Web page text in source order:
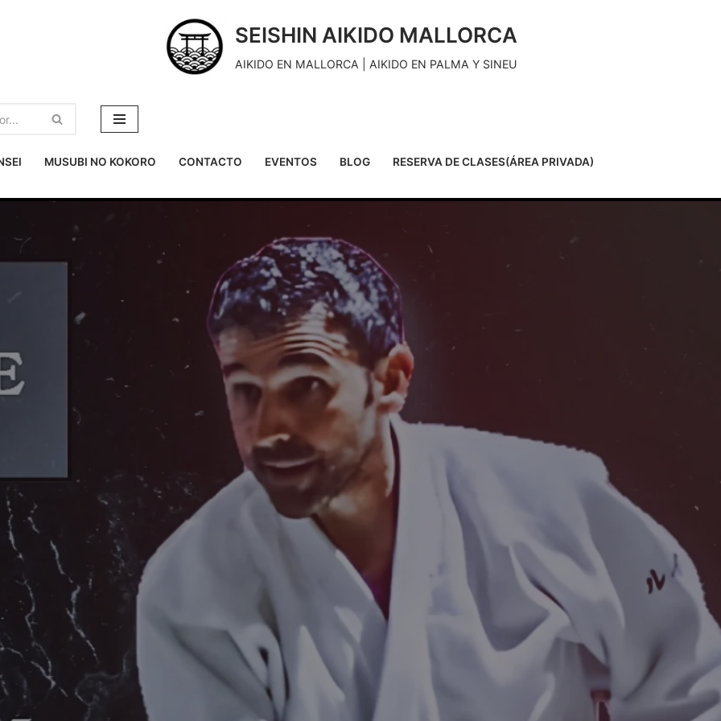
SEISHIN AIKIDO MALLORCA
AIKIDO EN MALLORCA | AIKIDO EN PALMA Y SINEU
MUSUBI NO KOKORO CONTACTO EVENTOS BLOG
RESERVA DE CLASES(ÁREA PRIVADA)